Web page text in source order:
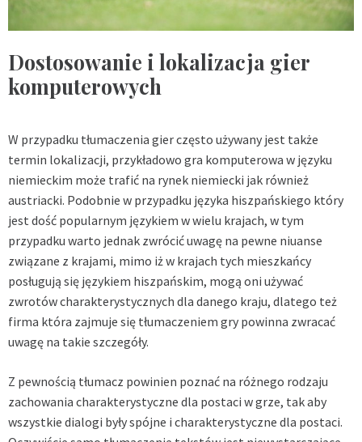
Dostosowanie i lokalizacja gier
komputerowych
W przypadku tłumaczenia gier często używany jest także
termin lokalizacji, przykładowo gra komputerowa w języku
niemieckim może trafić na rynek niemiecki jak również
austriacki. Podobnie w przypadku języka hiszpańskiego który
jest dość popularnym językiem w wielu krajach, w tym
przypadku warto jednak zwrócić uwagę na pewne niuanse
związane z krajami, mimo iż w krajach tych mieszkańcy
posługują się językiem hiszpańskim, mogą oni używać
zwrotów charakterystycznych dla danego kraju, dlatego też
firma która zajmuje się tłumaczeniem gry powinna zwracać
uwagę na takie szczegóły.
Z pewnością tłumacz powinien poznać na różnego rodzaju
zachowania charakterystyczne dla postaci w grze, tak aby
wszystkie dialogi były spójne i charakterystyczne dla postaci.